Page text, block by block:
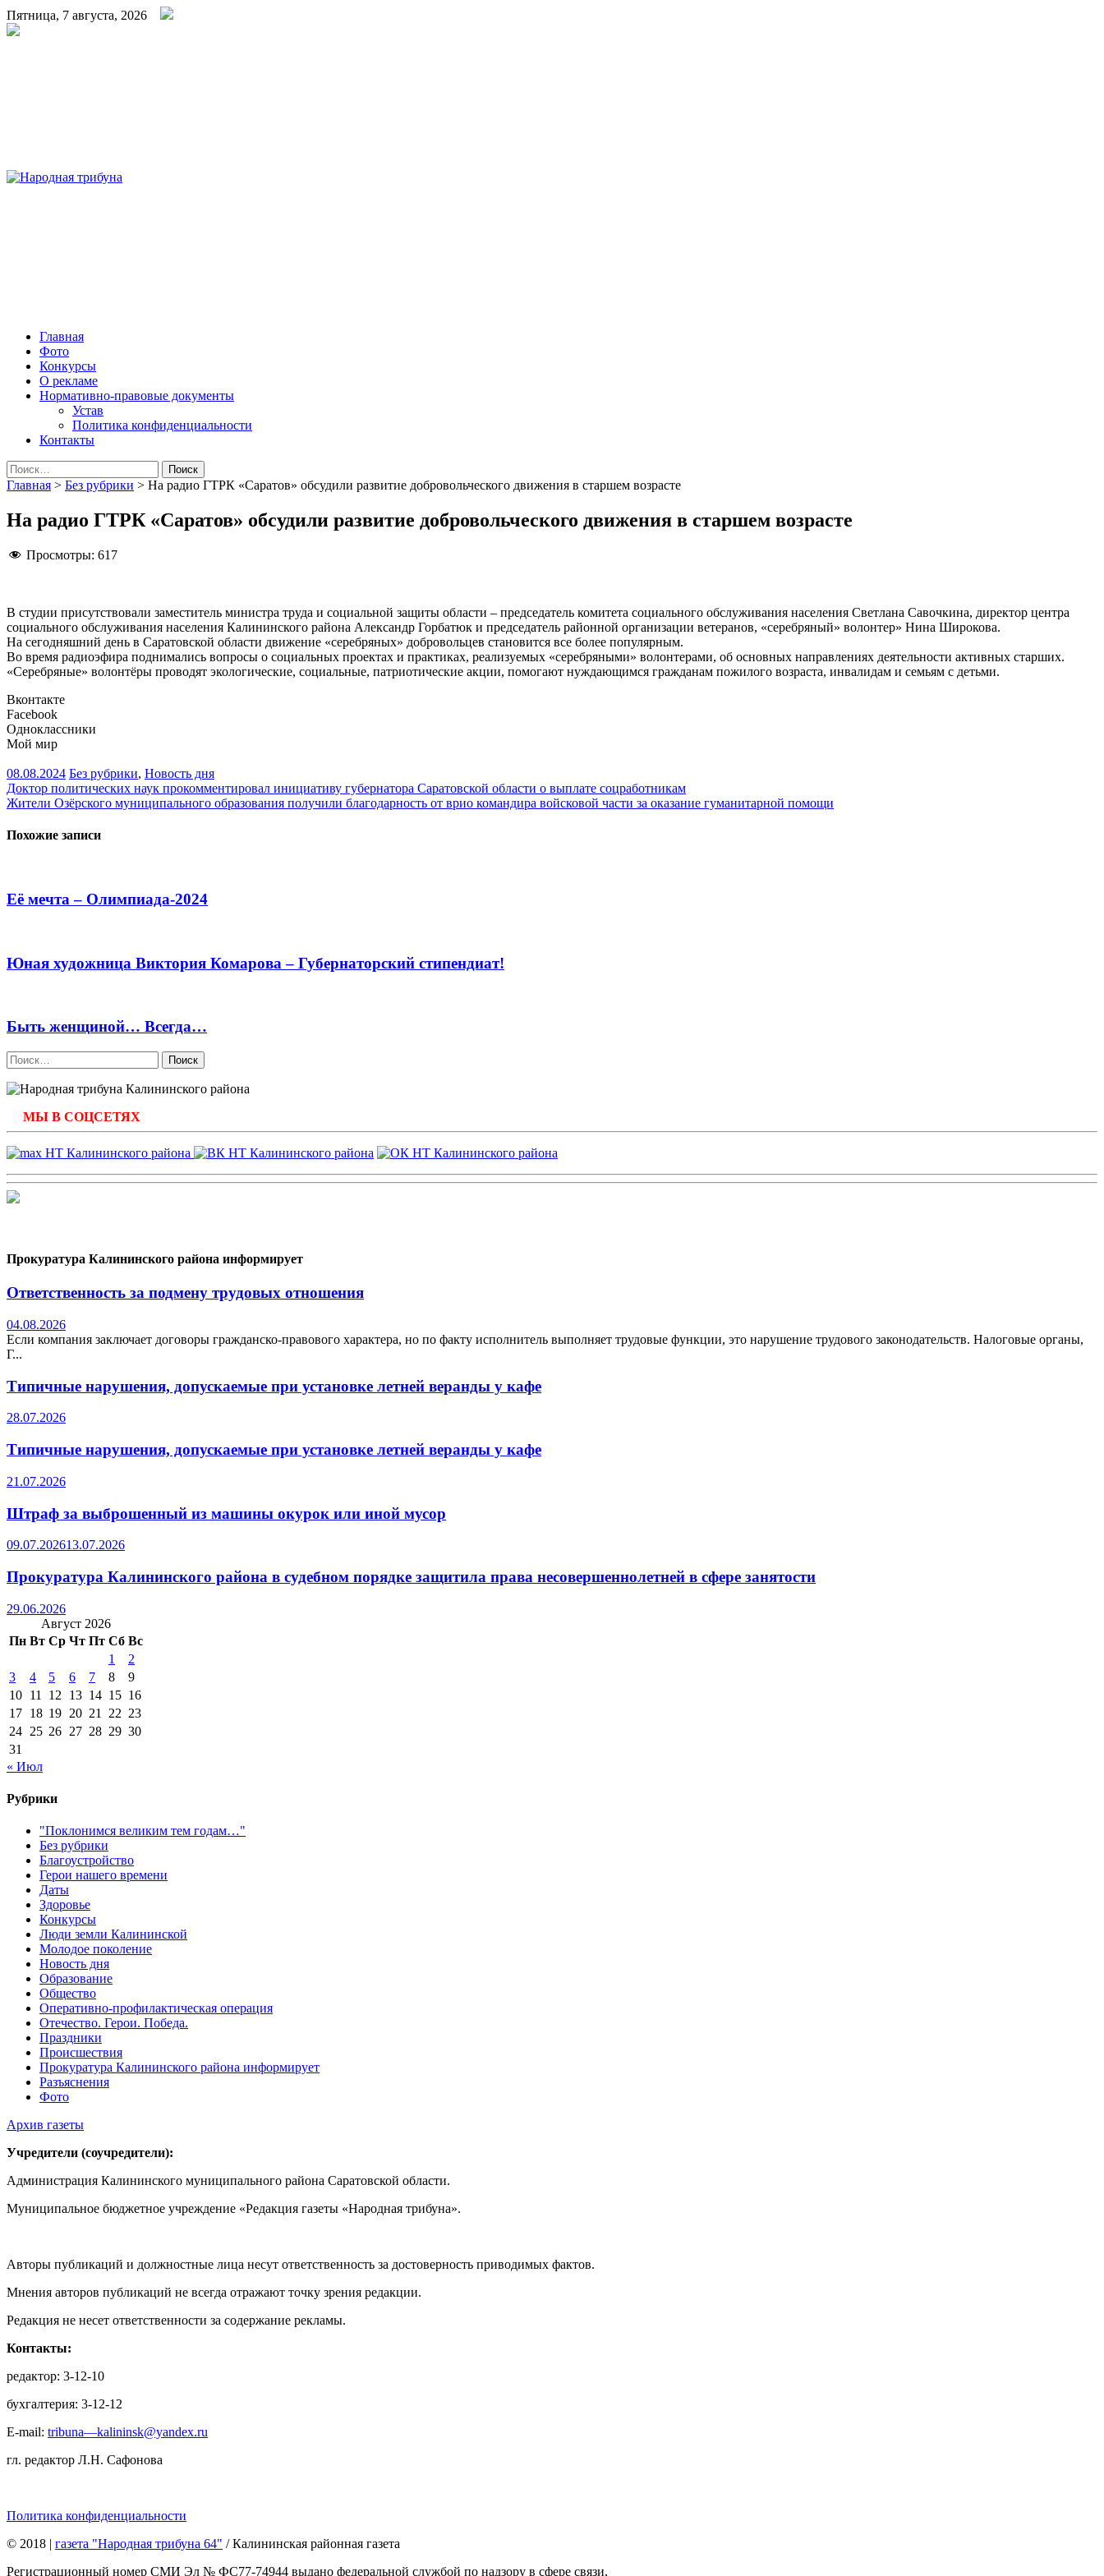
Пятница, 7 августа, 2026
Народная трибуна
Калининская районная газета
Главная
Фото
Конкурсы
О рекламе
Нормативно-правовые документы
Устав
Политика конфиденциальности
Контакты
Найти:
Главная > Без рубрики > На радио ГТРК «Саратов» обсудили развитие добровольческого движения в старшем возрасте
На радио ГТРК «Саратов» обсудили развитие добровольческого движения в старшем возрасте
Просмотры: 617
В студии присутствовали заместитель министра труда и социальной защиты области – председатель комитета социального обслуживания населения Светлана Савочкина, директор центра
социального обслуживания населения Калининского района Александр Горбатюк и председатель районной организации ветеранов, «серебряный» волонтер» Нина Широкова.
На сегодняшний день в Саратовской области движение «серебряных» добровольцев становится все более популярным.
Во время радиоэфира поднимались вопросы о социальных проектах и практиках, реализуемых «серебряными» волонтерами, об основных направлениях деятельности активных старших.
«Серебряные» волонтёры проводят экологические, социальные, патриотические акции, помогают нуждающимся гражданам пожилого возраста, инвалидам и семьям с детьми.
Вконтакте
Facebook
Одноклассники
Мой мир
08.08.2024 Без рубрики, Новость дня
Навигация
по
записям
Доктор политических наук прокомментировал инициативу губернатора Саратовской области о выплате соцработникам
Жители Озёрского муниципального образования получили благодарность от врио командира войсковой части за оказание гуманитарной помощи
Похожие записи
Её мечта – Олимпиада-2024
Юная художница Виктория Комарова – Губернаторский стипендиат!
Быть женщиной… Всегда…
Найти:
МЫ В СОЦСЕТЯХ
Прокуратура Калининского района информирует
Ответственность за подмену трудовых отношения
04.08.2026
Если компания заключает договоры гражданско-правового характера, но по факту исполнитель выполняет трудовые функции, это нарушение трудового законодательств. Налоговые органы,
Г...
Типичные нарушения, допускаемые при установке летней веранды у кафе
28.07.2026
Типичные нарушения, допускаемые при установке летней веранды у кафе
21.07.2026
Штраф за выброшенный из машины окурок или иной мусор
09.07.202613.07.2026
Прокуратура Калининского района в судебном порядке защитила права несовершеннолетней в сфере занятости
29.06.2026
Август 2026
Пн Вт Ср Чт Пт Сб Вс
1
2
3
4 5 6 7 8
9
10 11 12 13 14 15 16
17 18 19 20 21 22 23
24 25 26 27 28 29 30
31
« Июл
Рубрики
"Поклонимся великим тем годам…"
Без рубрики
Благоустройство
Герои нашего времени
Даты
Здоровье
Конкурсы
Люди земли Калининской
Молодое поколение
Новость дня
Образование
Общество
Оперативно-профилактическая операция
Отечество. Герои. Победа.
Праздники
Происшествия
Прокуратура Калининского района информирует
Разъяснения
Фото
Архив газеты
Учредители (соучредители):
Администрация Калининского муниципального района Саратовской области.
Муниципальное бюджетное учреждение «Редакция газеты «Народная трибуна».
Авторы публикаций и должностные лица несут ответственность за достоверность приводимых фактов.
Мнения авторов публикаций не всегда отражают точку зрения редакции.
Редакция не несет ответственности за содержание рекламы.
Контакты:
редактор: 3-12-10
бухгалтерия: 3-12-12
E-mail: tribuna—kalininsk@yandex.ru
гл. редактор Л.Н. Сафонова
Политика конфиденциальности
© 2018 | газета "Народная трибуна 64" / Калининская районная газета
Регистрационный номер СМИ Эл № ФС77-74944 выдано федеральной службой по надзору в сфере связи,